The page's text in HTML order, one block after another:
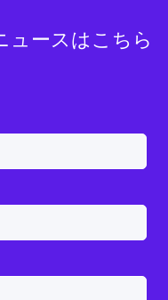
ースはこちら